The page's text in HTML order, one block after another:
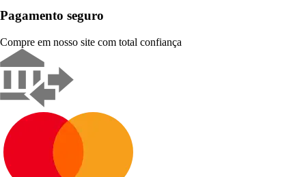
Pagamento seguro
Compre em nosso site com total confiança